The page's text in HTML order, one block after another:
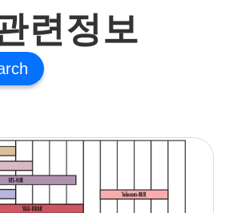
련정보